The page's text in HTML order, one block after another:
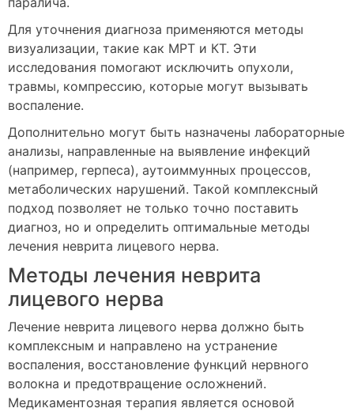
Для уточнения диагноза применяются методы
визуализации, такие как МРТ и КТ. Эти
исследования помогают исключить опухоли,
травмы, компрессию, которые могут вызывать
воспаление.
Дополнительно могут быть назначены лабораторные
анализы, направленные на выявление инфекций
(например, герпеса), аутоиммунных процессов,
метаболических нарушений. Такой комплексный
подход позволяет не только точно поставить
диагноз, но и определить оптимальные методы
лечения неврита лицевого нерва.
Методы лечения неврита
лицевого нерва
Лечение неврита лицевого нерва должно быть
комплексным и направлено на устранение
воспаления, восстановление функций нервного
волокна и предотвращение осложнений.
Медикаментозная терапия является основой